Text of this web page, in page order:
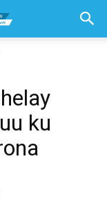
ku